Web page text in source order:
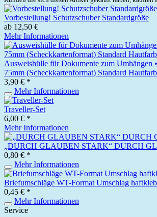
Vorbestellung! Schutzschuber Standardgröße
ab 12,50 €
Mehr Informationen
Ausweishülle für Dokumente zum Umhängen
75mm (Scheckkartenformat) Standard
3,90 € *
Mehr Informationen
Traveller-Set
6,00 € *
Mehr Informationen
„DURCH GLAUBEN STARK“ DURCH
0,80 € *
Mehr Informationen
Briefumschläge WT-Format Umschlag
0,45 € *
Mehr Informationen
Service